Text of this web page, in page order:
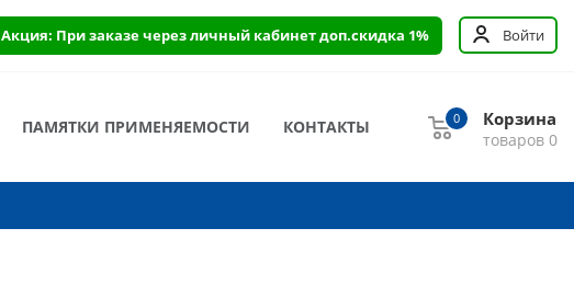
Акция: При заказе через личный кабинет доп.скидка 1% Войти
ПАМЯТКИ ПРИМЕНЯЕМОСТИ КОНТАКТЫ Корзина
товаров 0
0